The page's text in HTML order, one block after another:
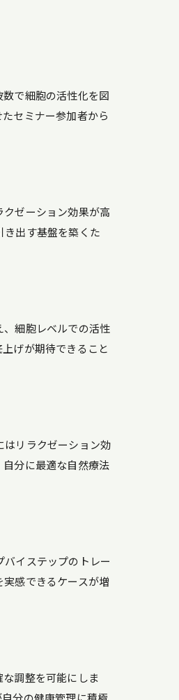
で細胞の活性化を図
セミナー参加者から
ゼーション効果が高
き出す基盤を築くた
細胞レベルでの活性
げが期待できること
はリラクゼーション効
分に最適な自然療法
イステップのトレー
感できるケースが増
調整を可能にしま